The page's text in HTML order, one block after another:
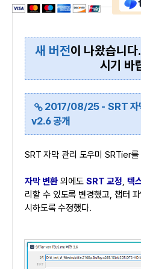
새 버전이 나왔습니
시기 바
2017/08/25 - SRT 자
v2.6 공개
SRT 자막 관리 도우미 SRTier
자막 변환외에도SRT 교정,텍
리할 수 있도록 변경했고, 챕터
시하도록 수정했다.